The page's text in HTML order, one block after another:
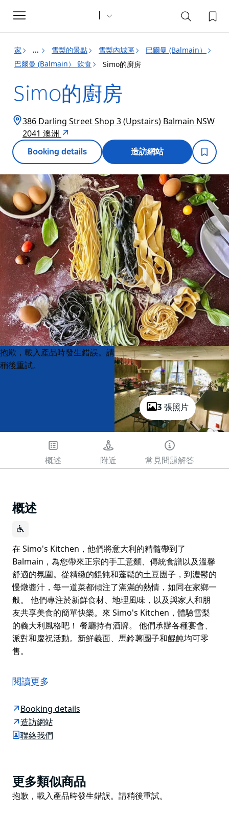
Toggle
navigation
家 ... 雪梨的景點 雪梨內城區
巴爾曼 (Balmain）
巴爾曼 (Balmain） 飲食
Simo的廚房
Simo的廚房
386 Darling Street Shop 3 (Upstairs) Balmain NSW
2041 澳洲
Booking details 造訪網站
3 張照片
Product
List
Product
List
抱歉，載入產品時發生錯誤。請
稍後重試。
概述 附近 常見問題解答
概述
在 Simo's Kitchen，他們將意大利的精髓帶到了
Balmain，為您帶來正宗的手工意麵、傳統食譜以及溫馨
舒適的氛圍。從精緻的餛飩和蓬鬆的土豆團子，到濃鬱的
慢燉醬汁，每一道菜都傾注了滿滿的熱情，如同在家鄉一
般。 他們專注於新鮮食材、地理風味，以及與家人和朋
友共享美食的簡單快樂。來 Simo's Kitchen，體驗雪梨
的義大利風格吧！ 餐廳持有酒牌。 他們承辦各種宴會、
派對和慶祝活動。新鮮義面、馬鈴薯團子和餛飩均可零
售。
Balmain，為您帶來正宗的手工意麵、傳統食譜以及溫馨
舒適的氛圍。從精緻的餛飩和蓬鬆的土豆團子，到濃鬱的
般。
他們專注於新鮮食材、地理風味，以及與家人和朋友共享
餐廳持有酒牌。
他們承辦各種宴會、派對和慶祝活動。新鮮義面、馬鈴薯
閱讀更多
Booking details
造訪網站
聯絡我們
Product
List
更多類似商品
Product
抱歉，載入產品時發生錯誤。請稍後重試。